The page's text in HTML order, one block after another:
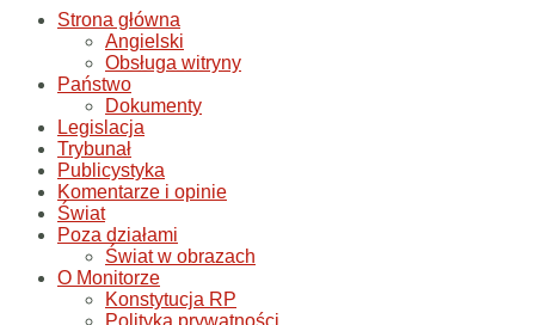
Strona główna
Angielski
Obsługa witryny
Państwo
Dokumenty
Legislacja
Trybunał
Publicystyka
Komentarze i opinie
Świat
Poza działami
Świat w obrazach
O Monitorze
Konstytucja RP